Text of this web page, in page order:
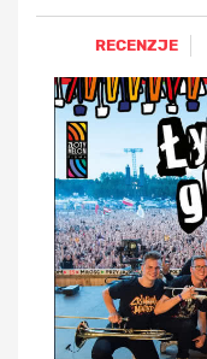
RECENZJE